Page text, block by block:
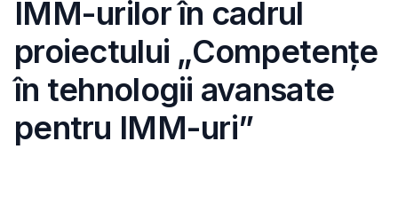
IMM-urilor în cadrul
proiectului „Competențe
în tehnologii avansate
pentru IMM-uri”